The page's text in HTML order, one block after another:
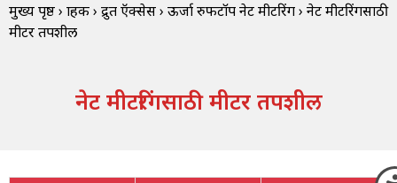
मुख्य पृष्ठ› ग्राहक› द्रुत ऍक्सेस› ऊर्जा रुफटॉप नेट मीटरिंग› नेट मीटरिंगसाठी
मीटर तपशील
नेट मीटरिंगसाठी मीटर तपशील